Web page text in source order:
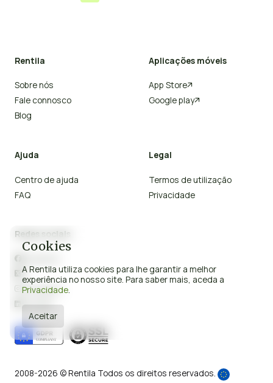
Cookies
A Rentila utiliza cookies para lhe garantir a melhor
experiência no nosso site. Para saber mais, aceda a
Privacidade.
Aceitar
Rentila
Sobre nós
Fale connosco
Blog
Aplicações móveis
App Store
Google play
Ajuda
Centro de ajuda
FAQ
Legal
Termos de utilização
Privacidade
Redes sociais

X
Instagram
 Linkedin
2008-2026 © Rentila Todos os direitos reservados.